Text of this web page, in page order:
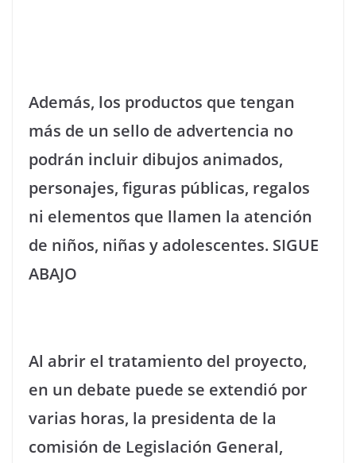
Además, los productos que tengan
más de un sello de advertencia no
podrán incluir dibujos animados,
personajes, figuras públicas, regalos
ni elementos que llamen la atención
de niños, niñas y adolescentes. SIGUE
ABAJO
Al abrir el tratamiento del proyecto,
en un debate puede se extendió por
varias horas, la presidenta de la
comisión de Legislación General,